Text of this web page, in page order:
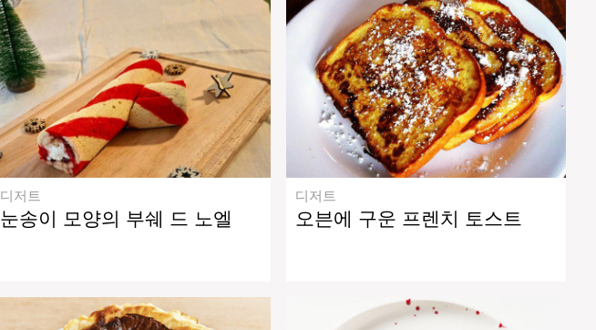
디저트
눈송이 모양의 부쉐 드 노엘
디저트
오븐에 구운 프렌치 토스트